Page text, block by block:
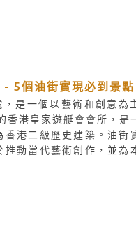
5個油街實現必到景點
是一個以藝術和創意為
香港皇家遊艇會會所，是
港二級歷史建築。油街
動當代藝術創作，並為